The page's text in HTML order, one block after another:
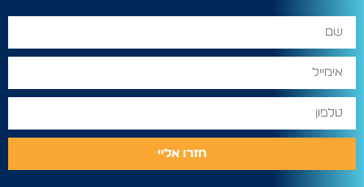
חזרו אליי